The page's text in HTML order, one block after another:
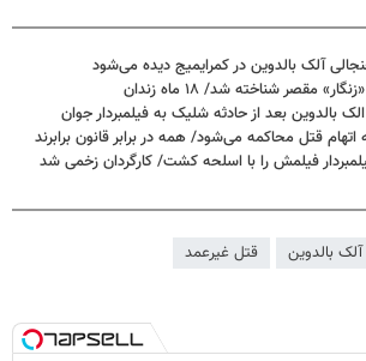
آلک بالدوین در کمرایمیج دیده می‌شود
مقصر شناخته شد/ ۱۸ ماه زندان
بالدوین بعد از حادثه شلیک به فیلمبردار جوان
اتهام قتل محاکمه می‌شود/ همه در برابر قانون برابرند
فیلمش را با اسلحه کشت/ کارگردان زخمی شد
آلک بالدوین قتل غیرعمد